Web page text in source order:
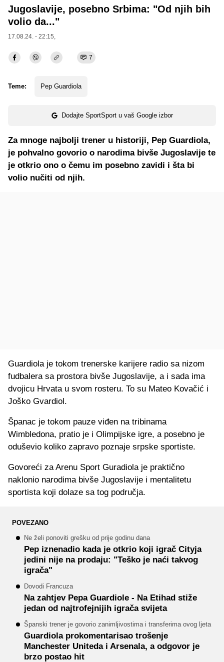
Jugoslavije, posebno Srbima: "Od njih bih
volio da..."
17.08.24. - 22:15,
7
Teme: Pep Guardiola
Dodajte SportSport u vaš Google izbor
Za mnoge najbolji trener u historiji, Pep Guardiola,
je pohvalno govorio o narodima bivše Jugoslavije te
je otkrio ono o čemu im posebno zavidi i šta bi
volio nučiti od njih.
Guardiola je tokom trenerske karijere radio sa nizom
fudbalera sa prostora bivše Jugoslavije, a i sada ima
dvojicu Hrvata u svom rosteru. To su Mateo Kovačić i
Joško Gvardiol.
Španac je tokom pauze viđen na tribinama
Wimbledona, pratio je i Olimpijske igre, a posebno je
oduševio koliko zapravo poznaje srpske sportiste.
Govoreći za Arenu Sport Guradiola je praktično
naklonio narodima bivše Jugoslavije i mentalitetu
sportista koji dolaze sa tog područja.
POVEZANO
Ne želi ponoviti grešku od prije godinu dana
Pep iznenadio kada je otkrio koji igrač Cityja
jedini nije na prodaju: "Teško je naći takvog
igrača"
Dovodi Francuza
Na zahtjev Pepa Guardiole - Na Etihad stiže
jedan od najtrofejnijih igrača svijeta
Španski trener je govorio zanimljivostima i transferima ovog ljeta
Guardiola prokomentarisao trošenje
Manchester Uniteda i Arsenala, a odgovor je
brzo postao hit